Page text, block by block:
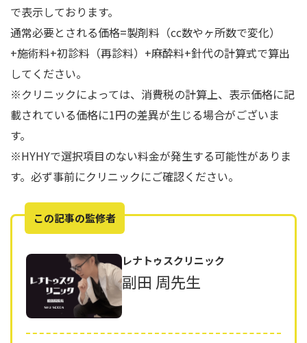
で表示しております。
通常必要とされる価格=製剤料（cc数やヶ所数で変化）
+施術料+初診料（再診料）+麻酔料+針代の計算式で算出
してください。
※クリニックによっては、消費税の計算上、表示価格に記
載されている価格に1円の差異が生じる場合がございま
す。
※HYHYで選択項目のない料金が発生する可能性がありま
す。必ず事前にクリニックにご確認ください。
この記事の監修者
レナトゥスクリニック
副田 周先生